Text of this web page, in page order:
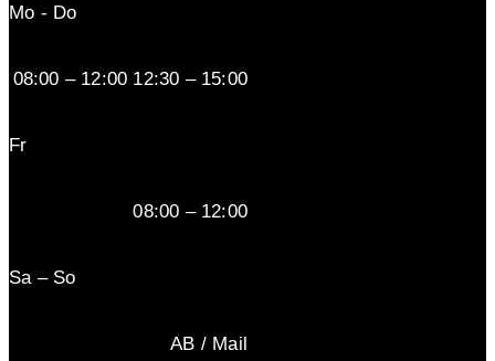
Mo - Do
08:00 – 12:00 12:30 – 15:00
Fr
08:00 – 12:00
Sa – So
AB / Mail